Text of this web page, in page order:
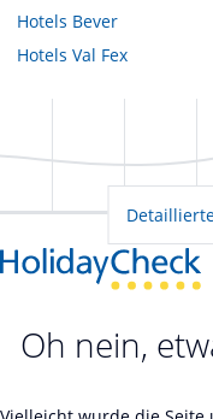
Hotels Bever
Hotels Val Fex
Oh nein,